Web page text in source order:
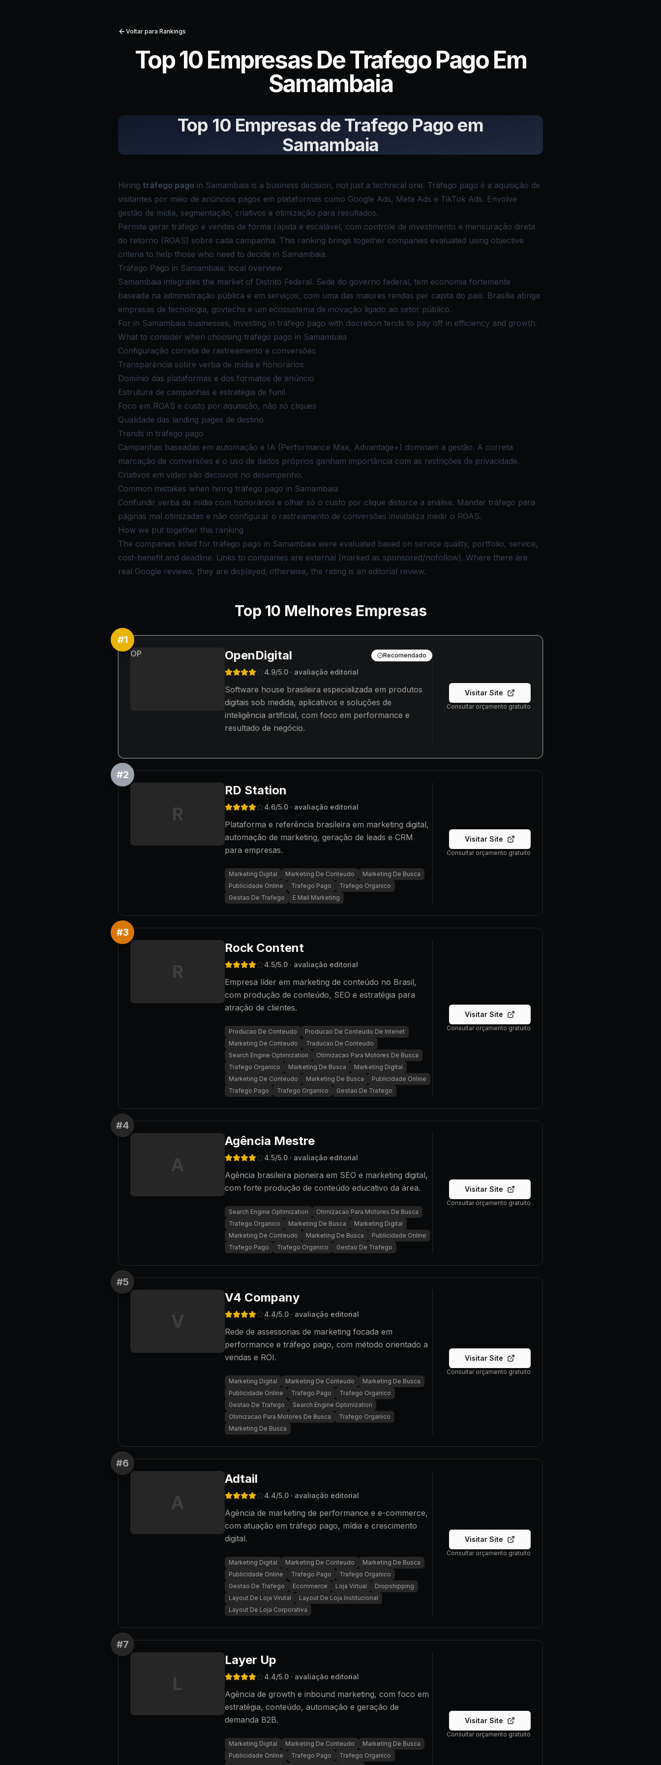
Voltar para Rankings
Top 10 Empresas De Trafego Pago Em
Samambaia
Top 10 Empresas de Trafego Pago em
Samambaia
Hiring tráfego pago in Samambaia is a business decision, not just a technical one. Tráfego pago é a aquisição de
visitantes por meio de anúncios pagos em plataformas como Google Ads, Meta Ads e TikTok Ads. Envolve
gestão de mídia, segmentação, criativos e otimização para resultados.
Permite gerar tráfego e vendas de forma rápida e escalável, com controle de investimento e mensuração direta
do retorno (ROAS) sobre cada campanha. This ranking brings together companies evaluated using objective
criteria to help those who need to decide in Samambaia.
Tráfego Pago in Samambaia: local overview
Samambaia integrates the market of Distrito Federal. Sede do governo federal, tem economia fortemente
baseada na administração pública e em serviços, com uma das maiores rendas per capita do país. Brasília abriga
empresas de tecnologia, govtechs e um ecossistema de inovação ligado ao setor público.
For in Samambaia businesses, investing in tráfego pago with discretion tends to pay off in efficiency and growth.
What to consider when choosing tráfego pago in Samambaia
Configuração correta de rastreamento e conversões
Transparência sobre verba de mídia e honorários
Domínio das plataformas e dos formatos de anúncio
Estrutura de campanhas e estratégia de funil
Foco em ROAS e custo por aquisição, não só cliques
Qualidade das landing pages de destino
Trends in tráfego pago
Campanhas baseadas em automação e IA (Performance Max, Advantage+) dominam a gestão. A correta
marcação de conversões e o uso de dados próprios ganham importância com as restrições de privacidade.
Criativos em vídeo são decisivos no desempenho.
Common mistakes when hiring tráfego pago in Samambaia
Confundir verba de mídia com honorários e olhar só o custo por clique distorce a análise. Mandar tráfego para
páginas mal otimizadas e não configurar o rastreamento de conversões inviabiliza medir o ROAS.
How we put together this ranking
The companies listed for tráfego pago in Samambaia were evaluated based on service quality, portfolio, service,
cost-benefit and deadline. Links to companies are external (marked as sponsored/nofollow). Where there are
real Google reviews, they are displayed; otherwise, the rating is an editorial review.
Top 10 Melhores Empresas
#1
OP OpenDigital Recomendado
4.9/5.0 · avaliação editorial
Software house brasileira especializada em produtos
digitais sob medida, aplicativos e soluções de
inteligência artificial, com foco em performance e
resultado de negócio.
Visitar Site
Consultar orçamento gratuito
#2
R
RD Station
4.6/5.0 · avaliação editorial
Plataforma e referência brasileira em marketing digital,
automação de marketing, geração de leads e CRM
para empresas.
Marketing Digital Marketing De Conteudo
Marketing De Busca
Publicidade Online
Trafego Pago
Trafego Organico
Gestao De Trafego
E Mail Marketing
Visitar Site
Consultar orçamento gratuito
#3
R
Rock Content
4.5/5.0 · avaliação editorial
Empresa líder em marketing de conteúdo no Brasil,
com produção de conteúdo, SEO e estratégia para
atração de clientes.
Producao De Conteudo
Producao De Conteudo De Intenet
Marketing De Conteudo
Traducao De Conteudo
Search Engine Optimization
Otimizacao Para Motores De Busca
Trafego Organico
Marketing De Busca
Marketing Digital
Marketing De Conteudo
Marketing De Busca
Publicidade Online
Trafego Pago
Trafego Organico Gestao De Trafego
Visitar Site
Consultar orçamento gratuito
#4
A
Agência Mestre
4.5/5.0 · avaliação editorial
Agência brasileira pioneira em SEO e marketing digital,
com forte produção de conteúdo educativo da área.
Search Engine Optimization
Otimizacao Para Motores De Busca
Trafego Organico
Marketing De Busca
Marketing Digital
Marketing De Conteudo
Marketing De Busca
Publicidade Online
Trafego Pago
Trafego Organico Gestao De Trafego
Visitar Site
Consultar orçamento gratuito
#5
V
V4 Company
4.4/5.0 · avaliação editorial
Rede de assessorias de marketing focada em
performance e tráfego pago, com método orientado a
vendas e ROI.
Marketing Digital Marketing De Conteudo
Marketing De Busca
Publicidade Online
Trafego Pago
Trafego Organico
Gestao De Trafego
Search Engine Optimization
Otimizacao Para Motores De Busca
Trafego Organico
Marketing De Busca
Visitar Site
Consultar orçamento gratuito
#6
A
Adtail
4.4/5.0 · avaliação editorial
Agência de marketing de performance e e-commerce,
com atuação em tráfego pago, mídia e crescimento
digital.
Marketing Digital Marketing De Conteudo
Marketing De Busca
Publicidade Online
Trafego Pago
Trafego Organico
Gestao De Trafego
Ecommerce Loja Virtual
Dropshipping
Layout De Loja Virutal
Layout De Loja Institucional
Layout De Loja Corporativa
Visitar Site
Consultar orçamento gratuito
#7
L
Layer Up
4.4/5.0 · avaliação editorial
Agência de growth e inbound marketing, com foco em
estratégia, conteúdo, automação e geração de
demanda B2B.
Marketing Digital Marketing De Conteudo
Marketing De Busca
Publicidade Online
Trafego Pago
Trafego Organico
Visitar Site
Consultar orçamento gratuito